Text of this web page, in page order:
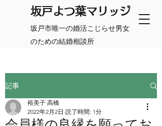
​坂戸よつ葉マリッジ
坂戸市唯一の婚活こじらせ男女
のための結婚相談所
記事
裕美子 高橋
2022年2月2日 読了時間: 1分